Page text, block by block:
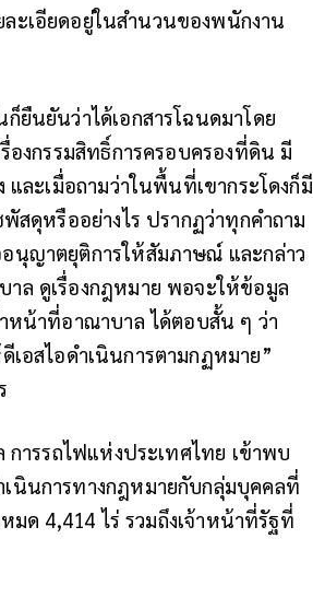
ะเอียดอยู่ในสำนวนของพนักงาน
ยืนยันว่าได้เอกสารโฉนดมาโดย
องกรรมสิทธิ์การครอบครองที่ดิน มี
ละเมื่อถามว่าในพื้นที่เขากระโดงก็มี
สดุหรืออย่างไร ปรากฏว่าทุกคำถาม
นุญาตยุติการให้สัมภาษณ์ และกล่าว
ล ดูเรื่องกฎหมาย พอจะให้ข้อมูล
หน้าที่อาณาบาล ได้ตอบสั้น ๆ ว่า
อสไอดำเนินการตามกฏหมาย”
การรถไฟแห่งประเทศไทย เข้าพบ
นินการทางกฎหมายกับกลุ่มบุคคลที่
มด 4,414 ไร่ รวมถึงเจ้าหน้าที่รัฐที่